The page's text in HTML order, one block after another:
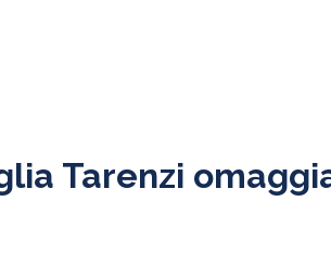
Tarenzi